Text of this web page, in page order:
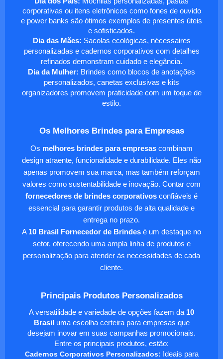
corporativas ou itens eletrônicos como fones de ouvido
e power banks são ótimos exemplos de presentes úteis
e sofisticados.
Dia das Mães: Sacolas ecológicas, nécessaires
personalizadas e cadernos corporativos com detalhes
refinados demonstram cuidado e elegância.
Dia da Mulher: Brindes como blocos de anotações
personalizados, canetas exclusivas e kits
organizadores promovem praticidade com um toque de
estilo.
Os Melhores Brindes para Empresas
Os melhores brindes para empresas combinam
design atraente, funcionalidade e durabilidade. Eles não
apenas promovem sua marca, mas também reforçam
valores como sustentabilidade e inovação. Contar com
fornecedores de brindes corporativos confiáveis é
essencial para garantir produtos de alta qualidade e
entrega no prazo.
A 10 Brasil Fornecedor de Brindes é um destaque no
setor, oferecendo uma ampla linha de produtos e
personalização para atender às necessidades de cada
cliente.
Principais Produtos Personalizados
A versatilidade e variedade de opções fazem da 10
Brasil uma escolha certeira para empresas que
desejam inovar em suas campanhas promocionais.
Entre os principais produtos, estão:
Cadernos Corporativos Personalizados: Ideais para